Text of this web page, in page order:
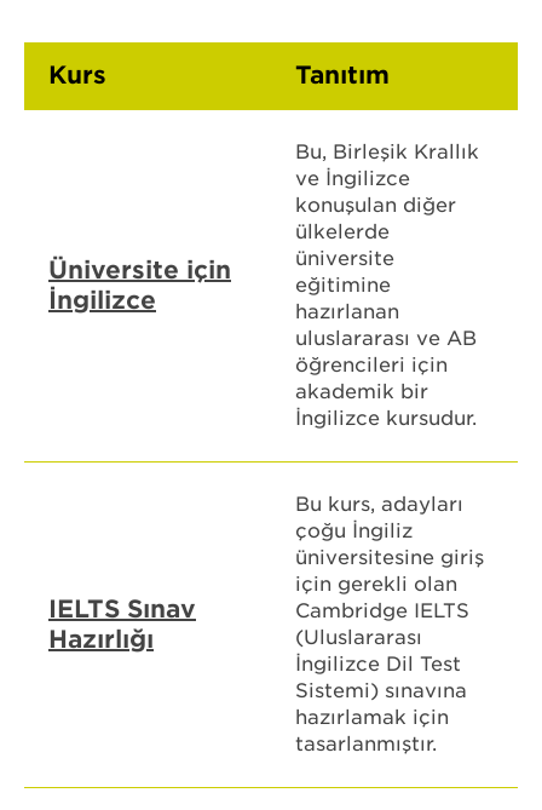
Kurs Tanıtım
Üniversite için
İngilizce
Bu, Birleşik Krallık
ve İngilizce
konuşulan diğer
ülkelerde
üniversite
eğitimine
hazırlanan
uluslararası ve AB
öğrencileri için
akademik bir
İngilizce kursudur.
IELTS Sınav
Hazırlığı
Bu kurs, adayları
çoğu İngiliz
üniversitesine giriş
için gerekli olan
Cambridge IELTS
(Uluslararası
İngilizce Dil Test
Sistemi) sınavına
hazırlamak için
tasarlanmıştır.